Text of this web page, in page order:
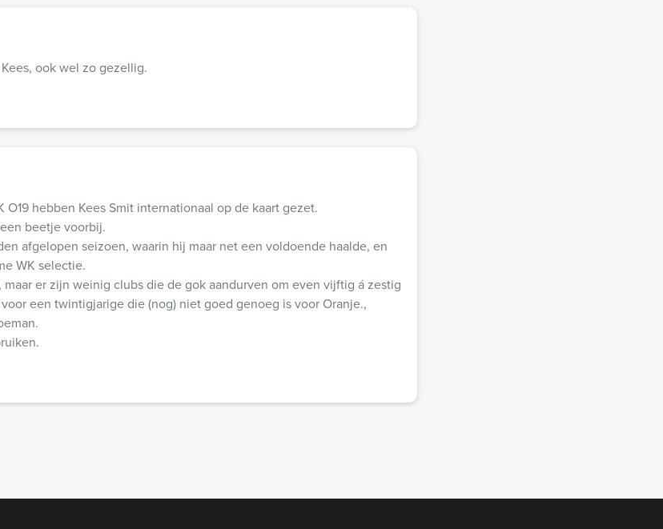
ook wel zo gezellig.
O19 hebben Kees Smit internationaal op de kaart gezet.
beetje voorbij.
afgelopen seizoen, waarin hij maar net een voldoende haalde, en
WK selectie.
er zijn weinig clubs die de gok aandurven om even vijftig á zestig
een twintigjarige die (nog) niet goed genoeg is voor Oranje.,